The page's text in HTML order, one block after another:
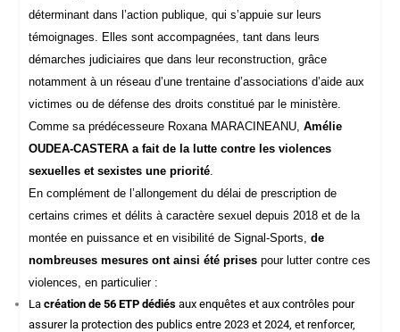
déterminant dans l’action publique, qui s’appuie sur leurs
témoignages. Elles sont accompagnées, tant dans leurs
démarches judiciaires que dans leur reconstruction, grâce
notamment à un réseau d’une trentaine d’associations d’aide aux
victimes ou de défense des droits constitué par le ministère.
Comme sa prédécesseure Roxana MARACINEANU,Amélie
OUDEA-CASTERA a fait de la lutte contre les violences
sexuelles et sexistes une priorité
En complément de l’allongement du délai de prescription de
certains crimes et délits à caractère sexuel depuis 2018 et de la
montée en puissance et en visibilité de Signal-Sports,de
nombreuses mesures ont ainsi été prisespour lutter contre ces
violences, en particulier :
Lacréation de 56 ETP dédiés aux enquêtes et aux contrôles pour
assurer la protection des publics entre 2023 et 2024, et renforcer,